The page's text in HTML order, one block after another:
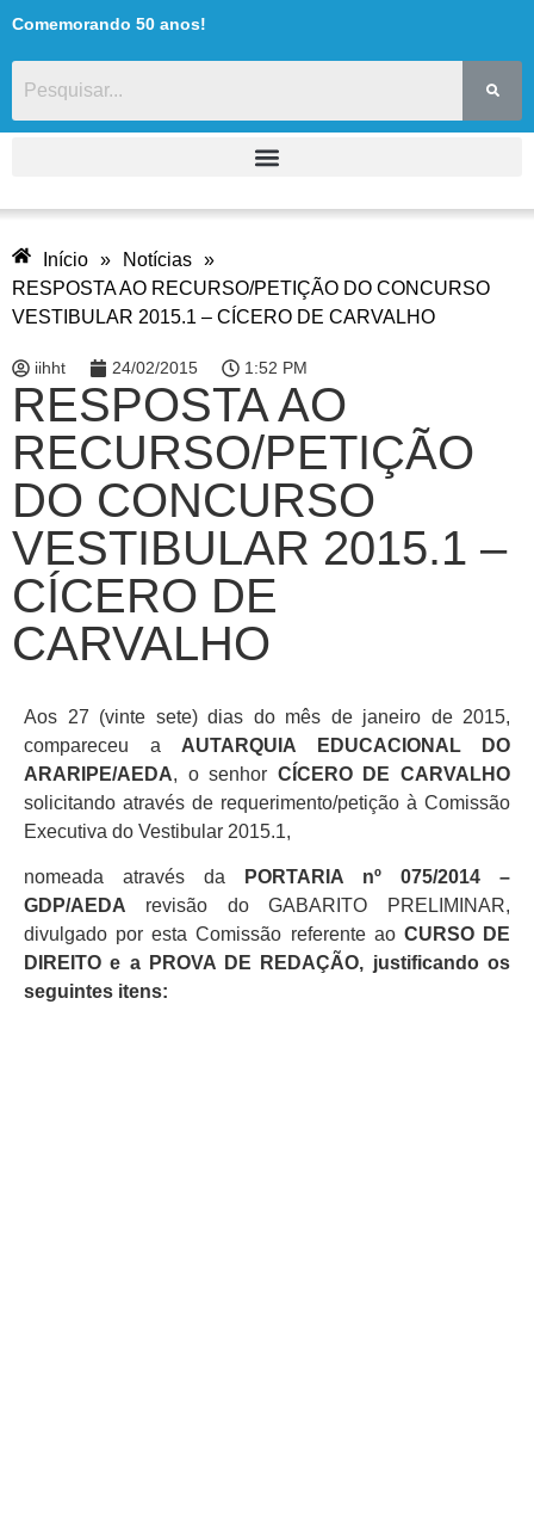
Comemorando 50 anos!
Início » Notícias »
RESPOSTA AO RECURSO/PETIÇÃO DO CONCURSO
VESTIBULAR 2015.1 – CÍCERO DE CARVALHO
iihht 24/02/2015 1:52 PM
RESPOSTA AO
RECURSO/PETIÇÃO
DO CONCURSO
VESTIBULAR 2015.1 –
CÍCERO DE
CARVALHO
Aos 27 (vinte sete) dias do mês de janeiro de 2015,
compareceu a AUTARQUIA EDUCACIONAL DO
ARARIPE/AEDA, o senhor CÍCERO DE CARVALHO
solicitando através de requerimento/petição à Comissão
Executiva do Vestibular 2015.1,
nomeada através da
PORTARIA nº 075/2014 –
GDP/AEDA revisão do GABARITO PRELIMINAR,
divulgado por esta Comissão referente ao CURSO DE
DIREITO e a PROVA DE REDAÇÃO, justificando os
seguintes itens: